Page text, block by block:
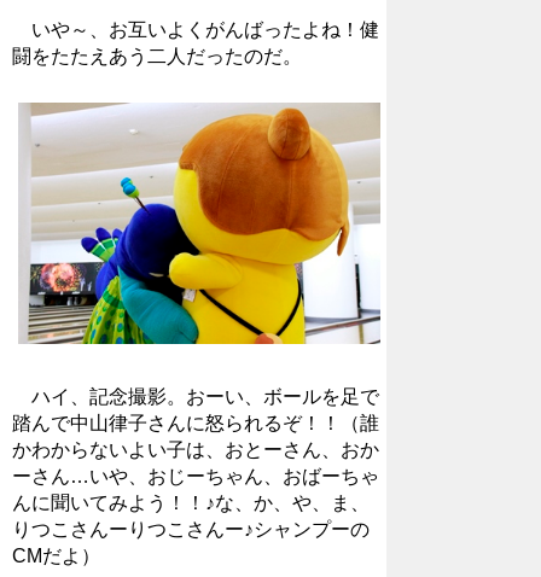
いや～、お互いよくがんばったよね！健
闘をたたえあう二人だったのだ。
ハイ、記念撮影。おーい、ボールを足で
踏んで中山律子さんに怒られるぞ！！（誰
かわからないよい子は、おとーさん、おか
ーさん…いや、おじーちゃん、おばーちゃ
んに聞いてみよう！！♪な、か、や、ま、
りつこさんーりつこさんー♪シャンプーの
CMだよ）